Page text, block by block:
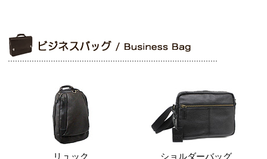
リュック ショルダーバッグ